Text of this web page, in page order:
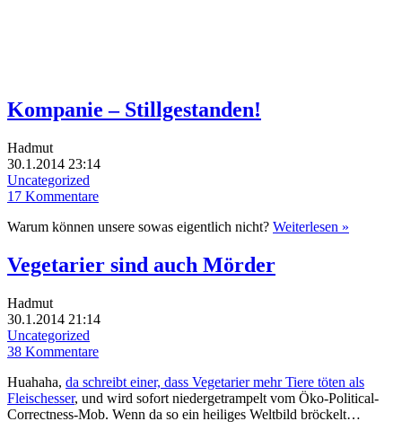
Kompanie – Stillgestanden!
Hadmut
30.1.2014 23:14
Uncategorized
17 Kommentare
Warum können unsere sowas eigentlich nicht? Weiterlesen »
Vegetarier sind auch Mörder
Hadmut
30.1.2014 21:14
Uncategorized
38 Kommentare
Huahaha, da schreibt einer, dass Vegetarier mehr Tiere töten als
Fleischesser, und wird sofort niedergetrampelt vom Öko-Political-
Correctness-Mob. Wenn da so ein heiliges Weltbild bröckelt…